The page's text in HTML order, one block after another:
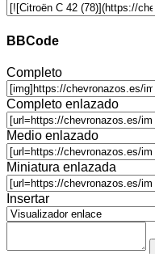
BBCode
Completo
Completo enlazado
Medio enlazado
Miniatura enlazada
Insertar